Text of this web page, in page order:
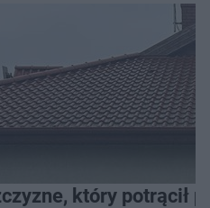
który potrącił